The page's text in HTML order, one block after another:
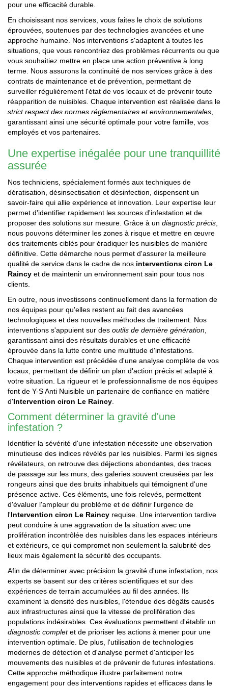
pour une efficacité durable.
En choisissant nos services, vous faites le choix de solutions
éprouvées, soutenues par des technologies avancées et une
approche humaine. Nos interventions s'adaptent à toutes les
situations, que vous rencontriez des problèmes récurrents ou que
vous souhaitiez mettre en place une action préventive à long
terme. Nous assurons la continuité de nos services grâce à des
contrats de maintenance et de prévention, permettant de
surveiller régulièrement l'état de vos locaux et de prévenir toute
réapparition de nuisibles. Chaque intervention est réalisée dans le
strict respect des normes réglementaires et environnementales,
garantissant ainsi une sécurité optimale pour votre famille, vos
employés et vos partenaires.
Une expertise inégalée pour une tranquillité
assurée
Nos techniciens, spécialement formés aux techniques de
dératisation, désinsectisation et désinfection, dispensent un
savoir-faire qui allie expérience et innovation. Leur expertise leur
permet d'identifier rapidement les sources d'infestation et de
proposer des solutions sur mesure. Grâce à un diagnostic précis,
nous pouvons déterminer les zones à risque et mettre en œuvre
des traitements ciblés pour éradiquer les nuisibles de manière
définitive. Cette démarche nous permet d'assurer la meilleure
qualité de service dans le cadre de nos interventions ciron Le
Raincy et de maintenir un environnement sain pour tous nos
clients.
En outre, nous investissons continuellement dans la formation de
nos équipes pour qu'elles restent au fait des avancées
technologiques et des nouvelles méthodes de traitement. Nos
interventions s'appuient sur des outils de dernière génération,
garantissant ainsi des résultats durables et une efficacité
éprouvée dans la lutte contre une multitude d'infestations.
Chaque intervention est précédée d'une analyse complète de vos
locaux, permettant de définir un plan d'action précis et adapté à
votre situation. La rigueur et le professionnalisme de nos équipes
font de Y-S Anti Nuisible un partenaire de confiance en matière
d'Intervention ciron Le Raincy.
Comment déterminer la gravité d'une
infestation ?
Identifier la sévérité d'une infestation nécessite une observation
minutieuse des indices révélés par les nuisibles. Parmi les signes
révélateurs, on retrouve des déjections abondantes, des traces
de passage sur les murs, des galeries souvent creusées par les
rongeurs ainsi que des bruits inhabituels qui témoignent d'une
présence active. Ces éléments, une fois relevés, permettent
d'évaluer l'ampleur du problème et de définir l'urgence de
l'Intervention ciron Le Raincy requise. Une intervention tardive
peut conduire à une aggravation de la situation avec une
prolifération incontrôlée des nuisibles dans les espaces intérieurs
et extérieurs, ce qui compromet non seulement la salubrité des
lieux mais également la sécurité des occupants.
Afin de déterminer avec précision la gravité d'une infestation, nos
experts se basent sur des critères scientifiques et sur des
expériences de terrain accumulées au fil des années. Ils
examinent la densité des nuisibles, l'étendue des dégâts causés
aux infrastructures ainsi que la vitesse de prolifération des
populations indésirables. Ces évaluations permettent d'établir un
diagnostic completet de prioriser les actions à mener pour une
intervention optimale. De plus, l'utilisation de technologies
modernes de détection et d'analyse permet d'anticiper les
mouvements des nuisibles et de prévenir de futures infestations.
Cette approche méthodique illustre parfaitement notre
engagement pour des interventions rapides et efficaces dans le